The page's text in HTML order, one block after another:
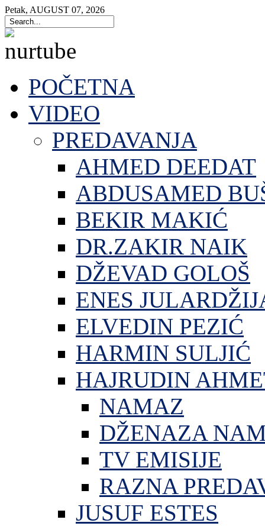
Petak, AUGUST 07, 2026
POČETNA
VIDEO
PREDAVANJA
AHMED DEEDAT
ABDUSAMED
BEKIR MAKIĆ
DR.ZAKIR NAIK
DŽEVAD GOLOŠ
ENES
ELVEDIN PEZIĆ
HARMIN SULJIĆ
HAJRUDIN
NAMAZ
DŽENAZA
TV EMISIJE
RAZNA
JUSUF ESTES